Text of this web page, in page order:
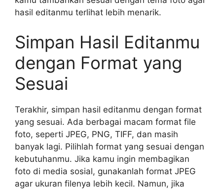
hasil editanmu terlihat lebih menarik.
Simpan Hasil Editanmu
dengan Format yang
Sesuai
Terakhir, simpan hasil editanmu dengan format
yang sesuai. Ada berbagai macam format file
foto, seperti JPEG, PNG, TIFF, dan masih
banyak lagi. Pilihlah format yang sesuai dengan
kebutuhanmu. Jika kamu ingin membagikan
foto di media sosial, gunakanlah format JPEG
agar ukuran filenya lebih kecil. Namun, jika